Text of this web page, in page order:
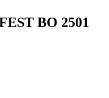
ВО 2501